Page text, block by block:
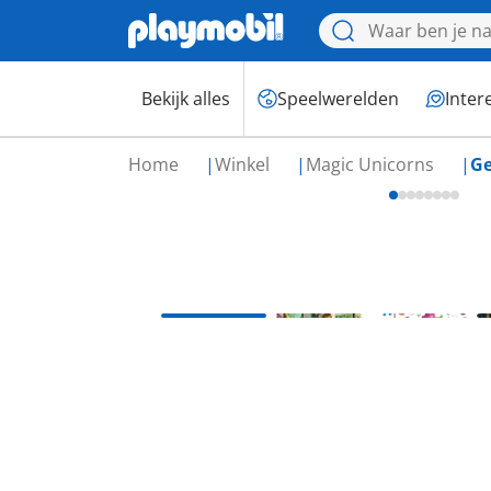
Bekijk alles Speelwerelden
Home Winkel Magic Unicorns